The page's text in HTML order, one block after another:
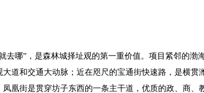
去哪”，是森林城择址观的第一重价值。项目紧邻的渤
大道和交通大动脉；近在咫尺的宝通街快速路，是横贯
凤凰街是贯穿坊子东西的一条主干道，优质的政、商、